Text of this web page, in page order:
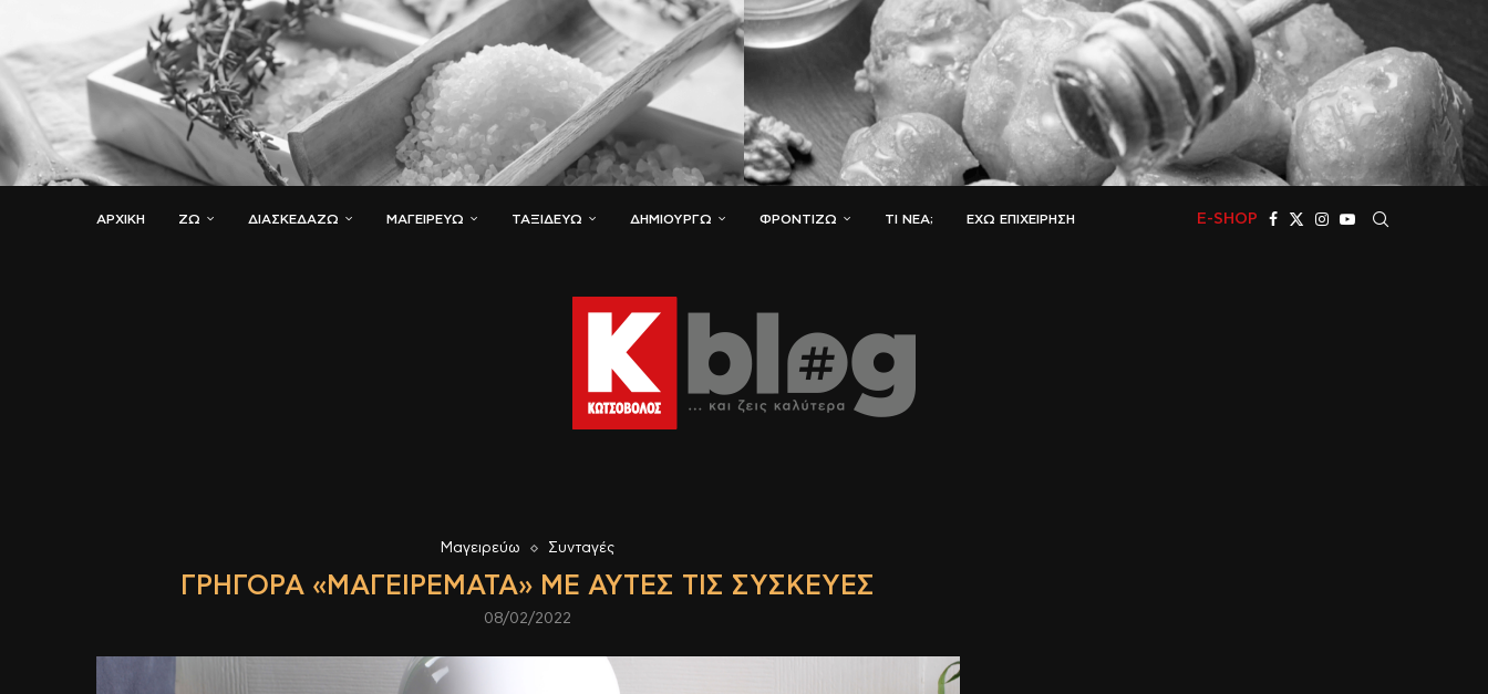
ΑΡΧΙΚΗ ΖΏ ΔΙΑΣΚΕΔΆΖΩ ΜΑΓΕΙΡΕΎΩ ΤΑΞΙΔΕΎΩ ΔΗΜΙΟΥΡΓΏ ΦΡΟΝΤΊΖΩ ΤΙ ΝΈΑ; ΈΧΩ ΕΠΙΧΕΊΡΗΣΗ E-SHOP
Μαγειρεύω Συνταγές
ΓΡΉΓΟΡΑ «ΜΑΓΕΙΡΈΜΑΤΑ» ΜΕ ΑΥΤΈΣ ΤΙΣ ΣΥΣΚΕΥΈΣ
08/02/2022